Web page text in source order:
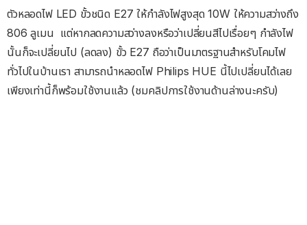
ตัวหลอดไฟ LED ขั้วชนิด E27 ให้กำลังไฟสูงสุด 10W ให้ความสว่างถึง
806 ลูเมน แต่หากลดความสว่างลงหรือว่าเปลี่ยนสีไปเรื่อยๆ กำลังไฟ
นั้นก็จะเปลี่ยนไป (ลดลง) ขั้ว E27 ถือว่าเป็นมาตรฐานสำหรับโคมไฟ
ทั่วไปในบ้านเรา สามารถนำหลอดไฟ Philips HUE นี้ไปเปลี่ยนได้เลย
เพียงเท่านี้ก็พร้อมใช้งานแล้ว (ชมคลิปการใช้งานด้านล่างนะครับ)